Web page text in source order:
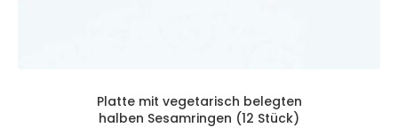
Platte mit vegetarisch belegten
halben Sesamringen (12 Stück)